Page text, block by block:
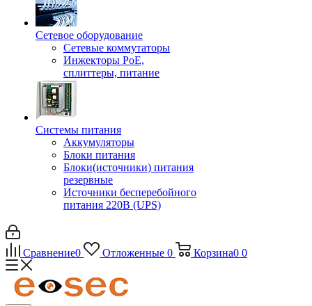
Сетевое оборудование
Сетевые коммутаторы
Инжекторы РоЕ,
сплиттеры, питание
Системы питания
Аккумуляторы
Блоки питания
Блоки(источники) питания
резервные
Источники бесперебойного
питания 220В (UPS)
Сравнение0 Отложенные 0 Корзина0 0